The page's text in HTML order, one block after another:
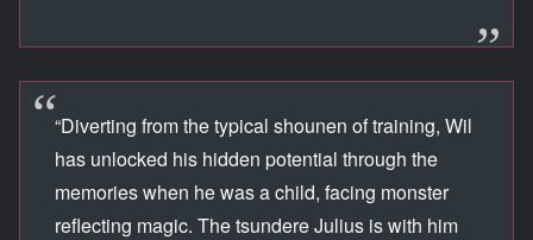
“Diverting from the typical shounen of training, Wil
has unlocked his hidden potential through the
memories when he was a child, facing monster
reflecting magic. The tsundere Julius is with him